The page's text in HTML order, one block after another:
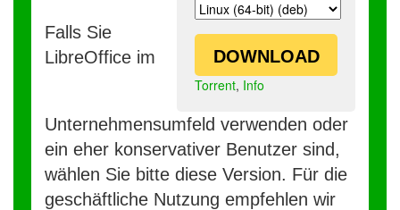
DOWNLOAD
Torrent, Info
Falls Sie
LibreOffice im
Unternehmensumfeld verwenden oder
ein eher konservativer Benutzer sind,
wählen Sie bitte diese Version. Für die
geschäftliche Nutzung empfehlen wir